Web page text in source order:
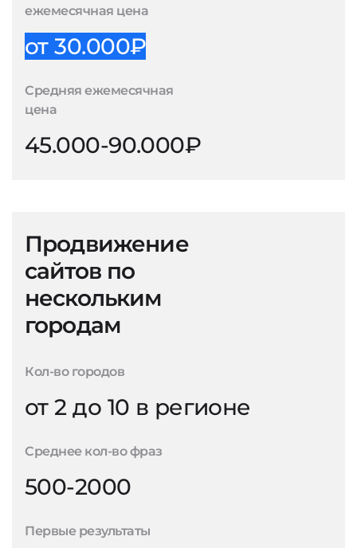
ежемесячная цена
от 30.000₽
Средняя ежемесячная
цена
45.000-90.000₽
Продвижение
сайтов по
нескольким
городам
Кол-во городов
от 2 до 10 в регионе
Среднее кол-во фраз
500-2000
Первые результаты